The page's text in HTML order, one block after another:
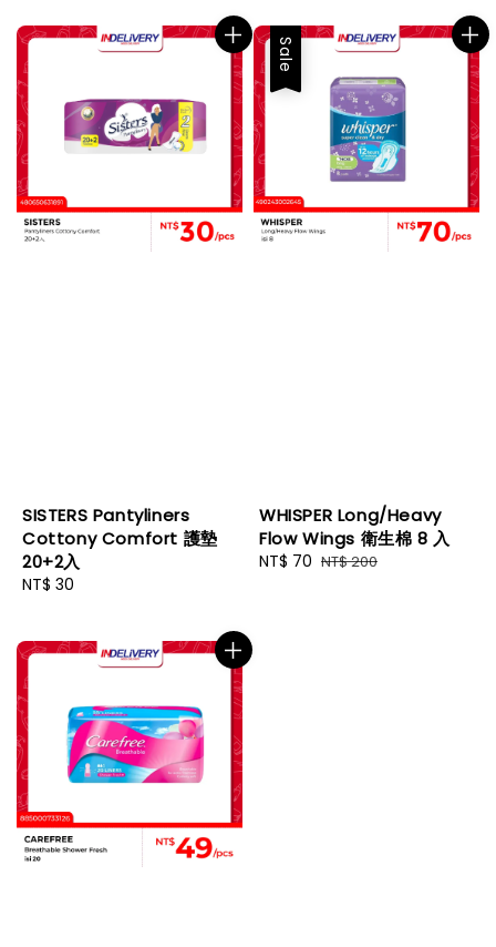
SISTERS Pantyliners
Cottony Comfort 護墊
20+2入
Regular
NT$ 30
Sale
WHISPER Long/Heavy
Flow Wings 衛生棉 8 入
Sale
NT$ 70 Regular
NT$ 200